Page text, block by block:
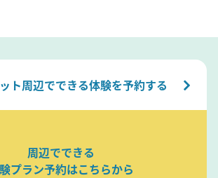
ト周辺でできる体験を予約する
周辺でできる
プラン予約はこちらから